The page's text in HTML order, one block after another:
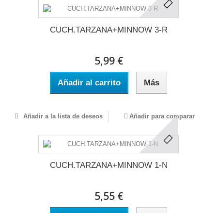
CUCH.TARZANA+MINNOW 3-R
5,99 €
Añadir al carrito Más
Añadir a la lista de deseos Añadir para comparar
CUCH.TARZANA+MINNOW 1-N
5,55 €